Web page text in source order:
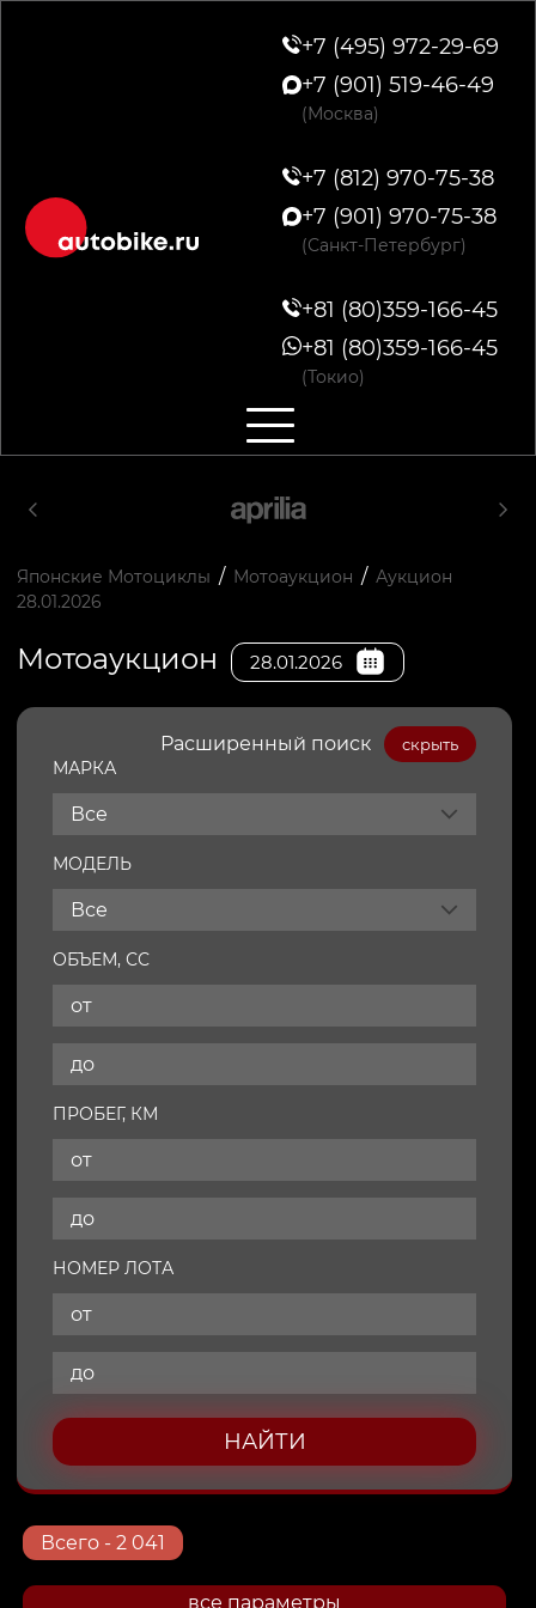
+7 (495) 972-29-69
+7 (901) 519-46-49
(Москва)
+7 (812) 970-75-38
+7 (901) 970-75-38
(Санкт-Петербург)
+81 (80)359-166-45
+81 (80)359-166-45
(Токио)
Японские Мотоциклы / Мотоаукцион / Аукцион
28.01.2026
Мотоаукцион 28.01.2026
Расширенный поиск скрыть
МАРКА
Все
МОДЕЛЬ
Все
ОБЪЕМ, СС
ПРОБЕГ, КМ
НОМЕР ЛОТА
НАЙТИ
Всего - 2 041
все параметры